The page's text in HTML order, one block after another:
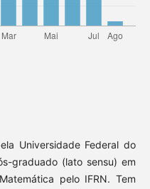
Universidade Federal do
graduado (lato sensu) em
pelo IFRN. Tem